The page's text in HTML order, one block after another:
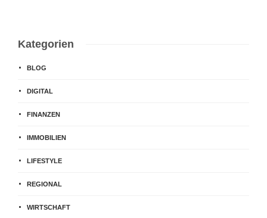
Kategorien
BLOG
DIGITAL
FINANZEN
IMMOBILIEN
LIFESTYLE
REGIONAL
WIRTSCHAFT